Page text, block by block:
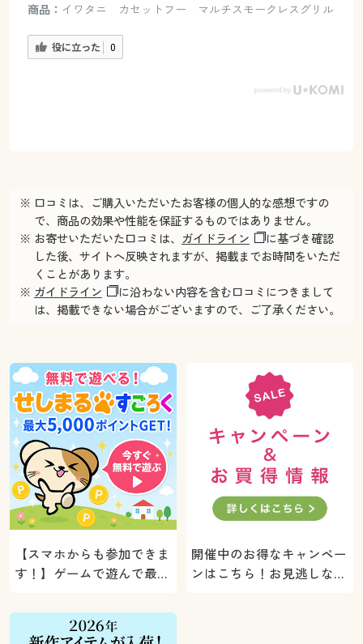
商品： イワタニ カセットフー マルチスモークレスグリル
役に立った 0
※ 口コミは、ご購入いただいたお客様の個人的な感想ですの
で、商品の効果や性能を保証するものではありません。
※ お寄せいただいた口コミは、 ガイドライン
に基づき確認
した後、サイトへ反映されますが、掲載までお時間をいただ
くことがあります。
※ ガイドライン
に沿わない内容を含む口コミにつきまして
は、掲載できない場合がございますので、ご了承ください。
【スマホからも参加できま
す！】ゲームで遊んで最大
ト！
開催中のお得なキャンペー
ンはこちら！お見逃しな